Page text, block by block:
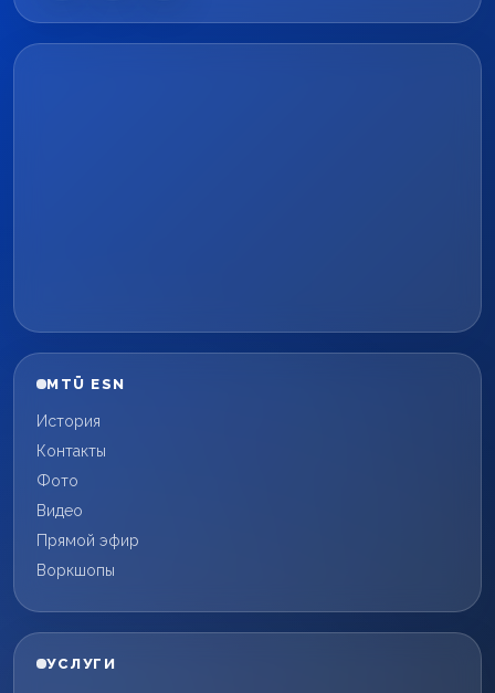
MTÜ ESN
История
Контакты
Фото
Видео
Прямой эфир
Воркшопы
УСЛУГИ